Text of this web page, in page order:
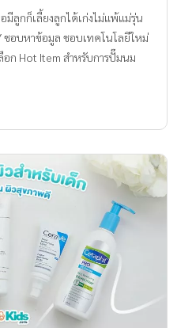
ลูกก็เลี้ยงลูกได้เก่งไม่แพ้แม่รุ่น
ชอบหาข้อมูล ชอบเทคโนโลยีใหม่
อก Hot Item สำหรับการปั๊มนม
มือใหม่ไปรู้จักกับไอเทมใหม่มา